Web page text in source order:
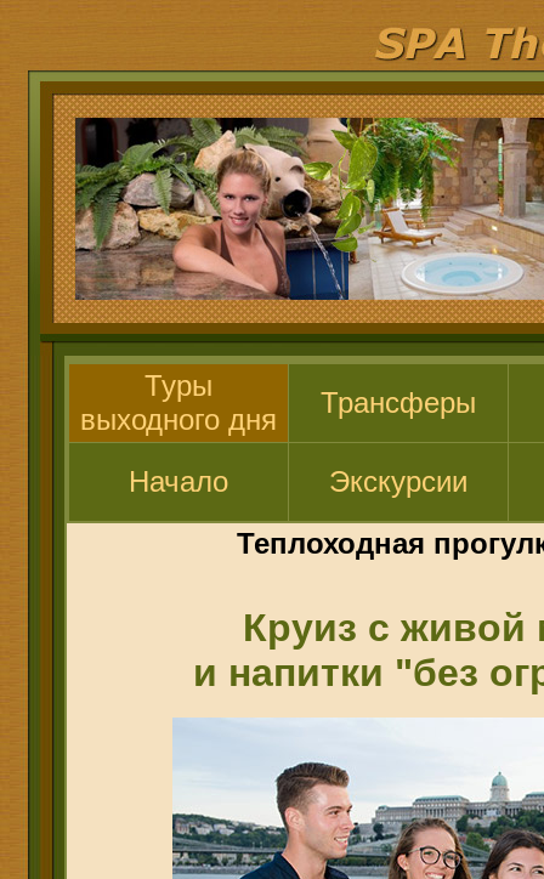
Туры
выходного дня
Трансферы
Начало
Экскурсии
Теплоходная
Круиз с живой
и напитки "без